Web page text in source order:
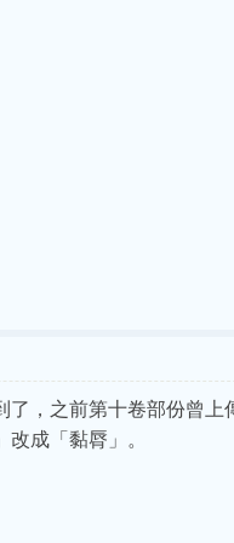
，之前第十卷部份曾上
成「黏脣」。